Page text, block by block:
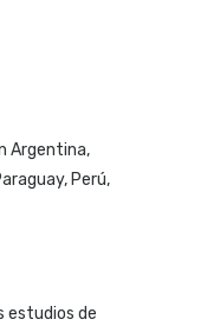
Argentina,
Perú,
estudios de